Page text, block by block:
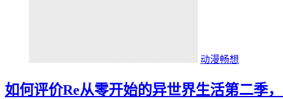
动漫畅想
如何评价Re从零开始的异世界生活第二季